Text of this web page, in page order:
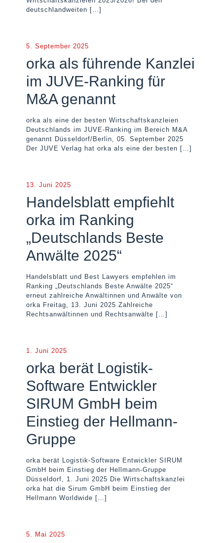
deutschlandweiten […]
5. September 2025
orka als führende Kanzlei
im JUVE-Ranking für
M&A genannt
orka als eine der besten Wirtschaftskanzleien
Deutschlands im JUVE-Ranking im Bereich M&A
genannt Düsseldorf/Berlin, 05. September 2025
Der JUVE Verlag hat orka als eine der besten […]
13. Juni 2025
Handelsblatt empfiehlt
orka im Ranking
„Deutschlands Beste
Anwälte 2025“
Handelsblatt und Best Lawyers empfehlen im
Ranking „Deutschlands Beste Anwälte 2025“
erneut zahlreiche Anwältinnen und Anwälte von
orka Freitag, 13. Juni 2025 Zahlreiche
Rechtsanwältinnen und Rechtsanwälte […]
1. Juni 2025
orka berät Logistik-
Software Entwickler
SIRUM GmbH beim
Einstieg der Hellmann-
Gruppe
orka berät Logistik-Software Entwickler SIRUM
GmbH beim Einstieg der Hellmann-Gruppe
Düsseldorf, 1. Juni 2025 Die Wirtschaftskanzlei
orka hat die Sirum GmbH beim Einstieg der
Hellmann Worldwide […]
5. Mai 2025